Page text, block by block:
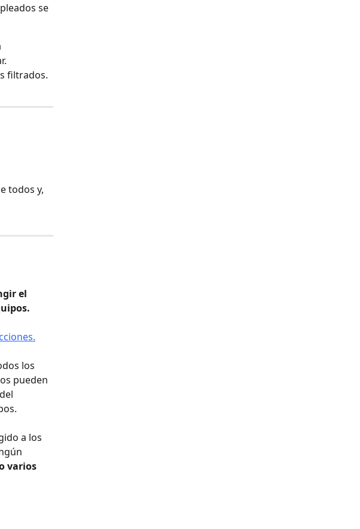
se
filtrados.
todos y,
el
los
pueden
a los
varios